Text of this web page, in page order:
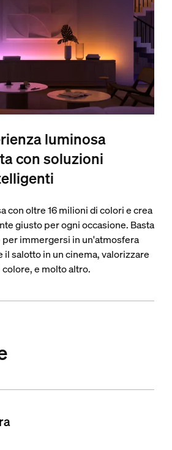
luminosa
con soluzioni
con oltre 16 milioni di colori e crea
giusto per ogni occasione. Basta
immergersi in un'atmosfera
salotto in un cinema, valorizzare
e molto altro.